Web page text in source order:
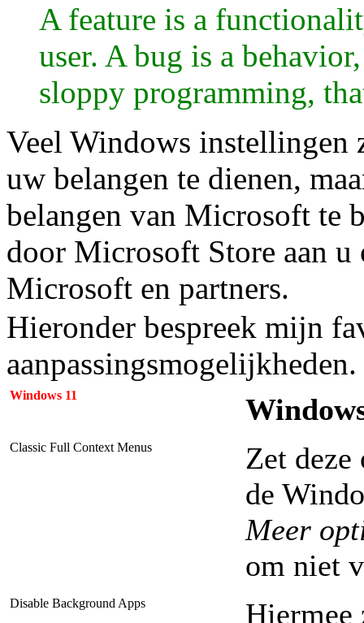
A feature is a
user. A bug is a
sloppy programming,
Veel Windows instellingen
uw belangen te dienen,
belangen van Microsoft te
door Microsoft Store aan u
Microsoft en partners.
Hieronder bespreek mijn
aanpassingsmogelijkheden.
Windows 11
Classic Full Context Menus
Zet
de
Meer
om niet
Disable Background Apps Hiermee